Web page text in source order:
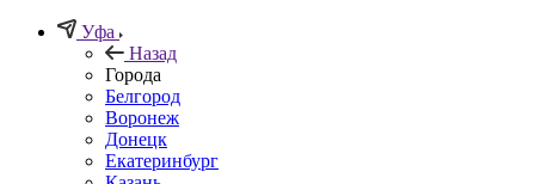
Уфа
Назад
Города
Белгород
Воронеж
Донецк
Екатеринбург